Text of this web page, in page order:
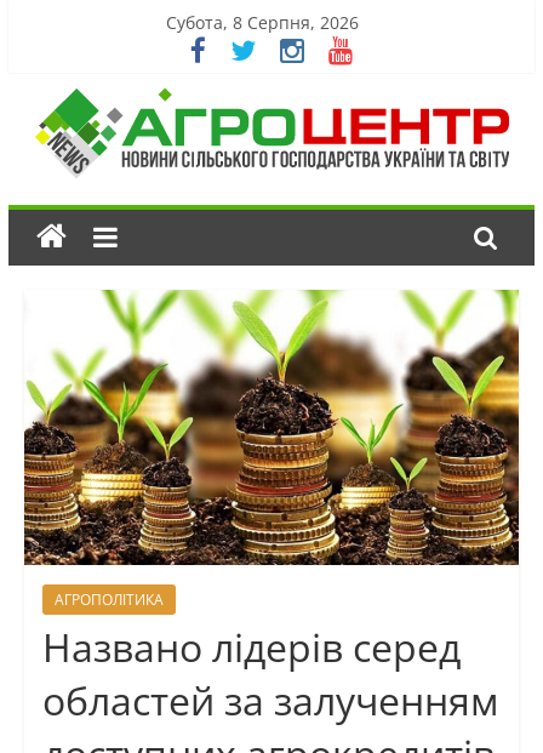
Субота, 8 Серпня, 2026
АГРОПОЛІТИКА
Названо лідерів серед
областей за залученням